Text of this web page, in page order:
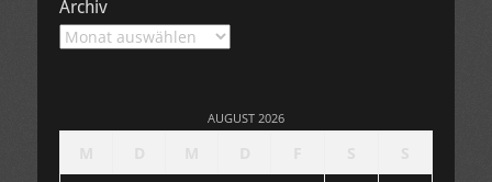
Archiv
Archiv
AUGUST 2026